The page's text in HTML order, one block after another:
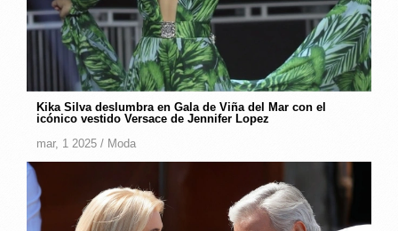
Kika Silva deslumbra en Gala de Viña del Mar con el
icónico vestido Versace de Jennifer Lopez
mar, 1 2025 / Moda